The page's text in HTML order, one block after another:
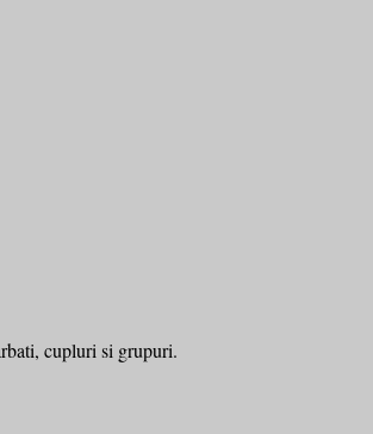
cupluri si grupuri.